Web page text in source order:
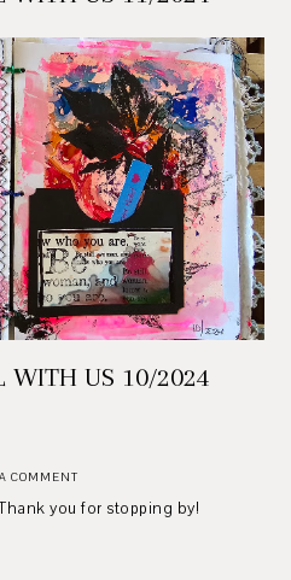
WITH US 10/2024
COMMENT
you for stopping by!